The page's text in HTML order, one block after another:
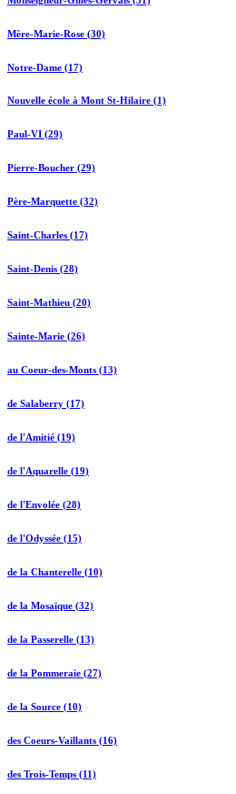
Mère-Marie-Rose (30)
Notre-Dame (17)
Nouvelle école à Mont St-Hilaire (1)
Paul-VI (29)
Pierre-Boucher (29)
Père-Marquette (32)
Saint-Charles (17)
Saint-Denis (28)
Saint-Mathieu (20)
Sainte-Marie (26)
au Coeur-des-Monts (13)
de Salaberry (17)
de l'Amitié (19)
de l'Aquarelle (19)
de l'Envolée (28)
de l'Odyssée (15)
de la Chanterelle (10)
de la Mosaïque (32)
de la Passerelle (13)
de la Pommeraie (27)
de la Source (10)
des Coeurs-Vaillants (16)
des Trois-Temps (11)